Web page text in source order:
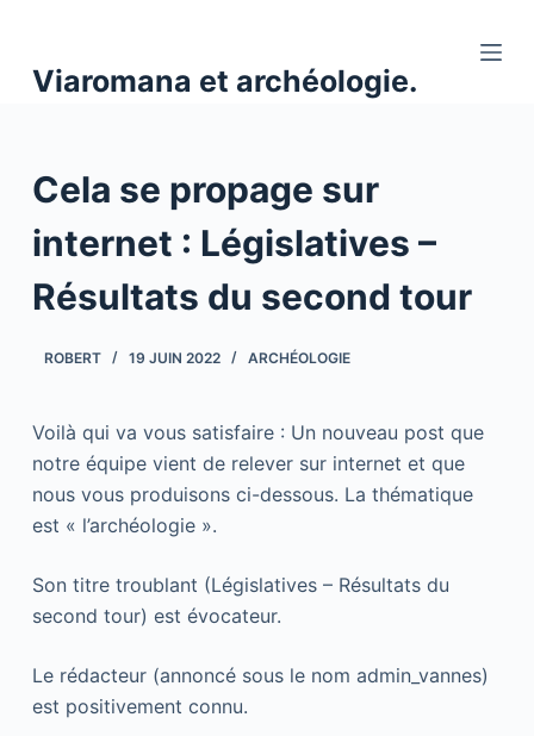
u
o
n
u
Viaromana et archéologie.
Cela se propage sur
internet : Législatives –
Résultats du second tour
ROBERT 19 JUIN 2022 ARCHÉOLOGIE
Voilà qui va vous satisfaire : Un nouveau post que
notre équipe vient de relever sur internet et que
nous vous produisons ci-dessous. La thématique
est « l’archéologie ».
Son titre troublant (Législatives – Résultats du
second tour) est évocateur.
Le rédacteur (annoncé sous le nom admin_vannes)
est positivement connu.